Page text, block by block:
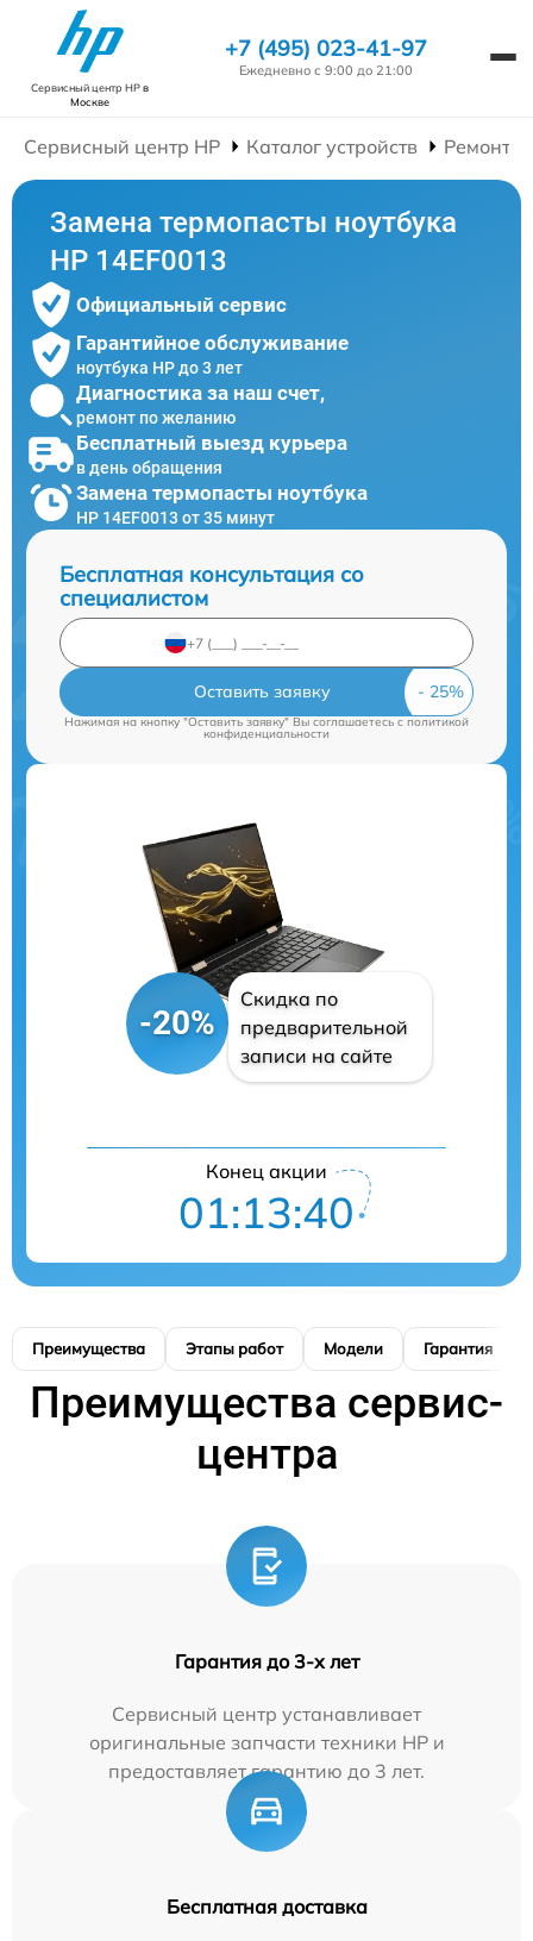
Сервисный центр HPв
Москве
+7 (495) 023-41-97
Ежедневно с 9:00 до 21:00
Сервисный центр HP Каталог устройств Ремонт
Замена термопасты ноутбука
HP 14EF0013
Официальный сервис
Гарантийное обслуживание
ноутбука HP до 3 лет
Диагностика за наш счет,
ремонт по желанию
Бесплатный выезд курьера
в день обращения
Замена термопасты ноутбука
HP 14EF0013 от 35 минут
Бесплатная консультация со
специалистом
Оставить заявку
Нажимая на кнопку "Оставить заявку" Вы соглашаетесь cполитикой
конфиденциальности
-20%
Скидка по
предварительной
записи на сайте
Конец акции
01:13:39
Преимущества Этапы работ Модели Гарантия
Преимущества сервис-
центра
Гарантия до 3-х лет
Сервисный центр устанавливает
оригинальные запчасти техники HP и
предоставляет гарантию до 3 лет.
Бесплатная доставка